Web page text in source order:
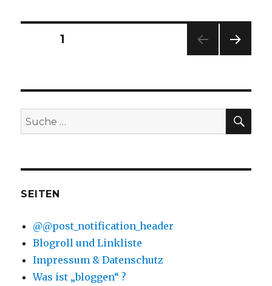
Beitragsnavigation
SEITE1
E
Suche
nach:
SEITEN
@@post_notification_header
Blogroll und Linkliste
Impressum & Datenschutz
Was ist „bloggen“ ?